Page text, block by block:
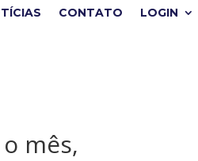
CONTATO LOGIN
mês,